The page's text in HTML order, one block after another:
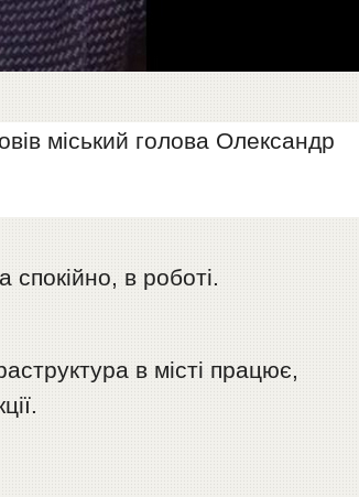
міський голова Олександр
спокійно, в роботі.
в місті працює,